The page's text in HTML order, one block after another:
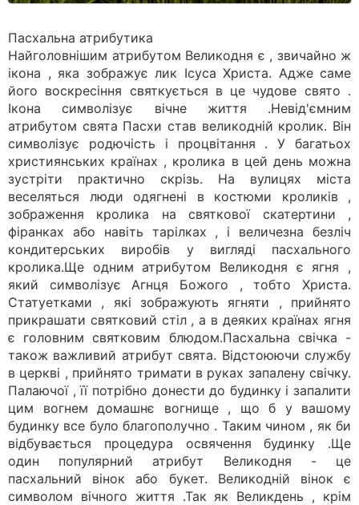
Пасхальна атрибутика
Найголовнішим атрибутом Великодня є , звичайно ж
ікона , яка зображує лик Ісуса Христа. Адже саме
його воскресіння святкується в це чудове свято .
Ікона символізує вічне життя .Невід'ємним
атрибутом свята Пасхи став великодній кролик. Він
символізує родючість і процвітання . У багатьох
християнських країнах , кролика в цей день можна
зустріти практично скрізь. На вулицях міста
веселяться люди одягнені в костюми кроликів ,
зображення кролика на святкової скатертини ,
фіранках або навіть тарілках , і величезна безліч
кондитерських виробів у вигляді пасхального
кролика.Ще одним атрибутом Великодня є ягня ,
який символізує Агнця Божого , тобто Христа.
Статуетками , які зображують ягняти , прийнято
прикрашати святковий стіл , а в деяких країнах ягня
є головним святковим блюдом.Пасхальна свічка -
також важливий атрибут свята. Відстоюючи службу
в церкві , прийнято тримати в руках запалену свічку.
Палаючої , її потрібно донести до будинку і запалити
цим вогнем домашнє вогнище , що б у вашому
будинку все було благополучно . Таким чином , як би
відбувається процедура освячення будинку .Ще
один популярний атрибут Великодня - це
пасхальний вінок або букет. Великодній вінок є
символом вічного життя .Так як Великдень , крім